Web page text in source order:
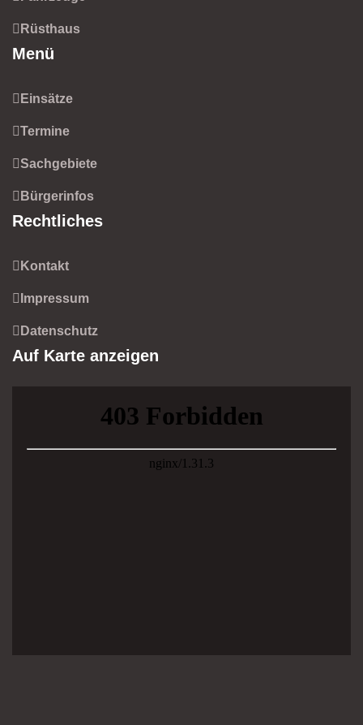
Rüsthaus
Menü
Einsätze
Termine
Sachgebiete
Bürgerinfos
Rechtliches
Kontakt
Impressum
Datenschutz
Auf Karte anzeigen